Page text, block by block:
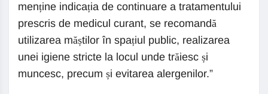
menține indicația de continuare a tratamentului
prescris de medicul curant, se recomandă
utilizarea măștilor în spațiul public, realizarea
unei igiene stricte la locul unde trăiesc și
muncesc, precum și evitarea alergenilor.”